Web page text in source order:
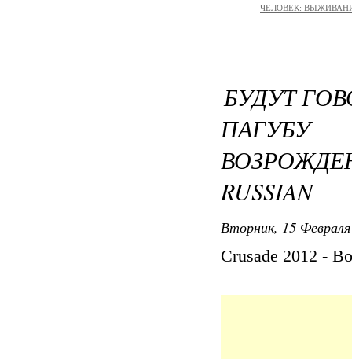
ЧЕЛОВЕК: ВЫЖИВАНИЕ
БУДУТ
ПАГУБУ
RUSSIAN
Вторник, 15
Crusade 2012 -